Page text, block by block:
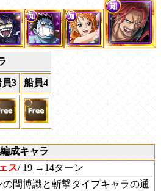
3 船員4
編成キャラ
ス/ 19 →14ターン
の間博識と斬撃タイプキャラの通